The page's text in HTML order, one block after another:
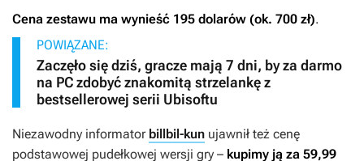
Cena zestawu ma wynieść 195 dolarów (ok. 700 zł).
POWIĄZANE:
Zaczęło się dziś, gracze mają 7 dni, by za darmo
na PC zdobyć znakomitą strzelankę z
bestsellerowej serii Ubisoftu
Niezawodny informator billbil-kun ujawnił też cenę
podstawowej pudełkowej wersji gry – kupimy ją za 59,99